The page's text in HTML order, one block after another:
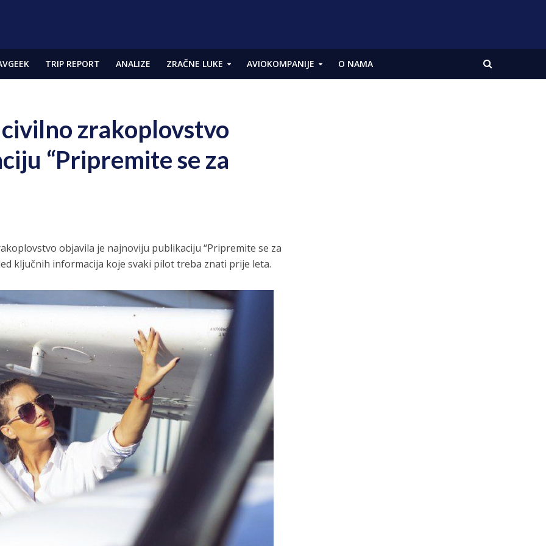
TRIP REPORT ANALIZE ZRAČNE LUKE AVIOKOMPANIJE O NAMA
zrakoplovstvo
“Pripremite se za
objavila je najnoviju publikaciju “Pripremite se za
ključnih informacija koje svaki pilot treba znati prije leta.